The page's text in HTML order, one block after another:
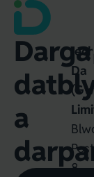
a
Da
Post
8,